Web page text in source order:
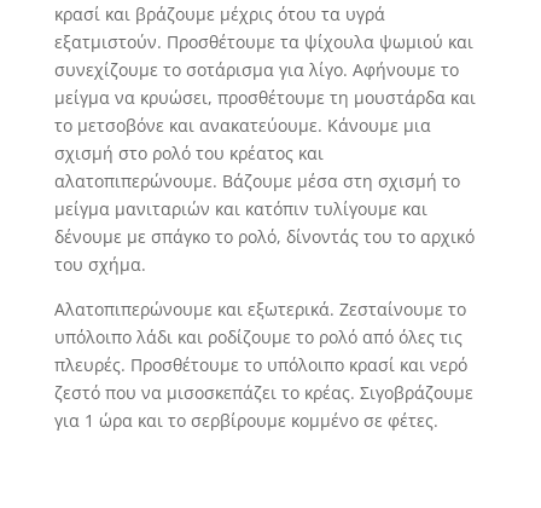
κρασί και βράζουμε μέχρις ότου τα υγρά
εξατμιστούν. Προσθέτουμε τα ψίχουλα ψωμιού και
συνεχίζουμε το σοτάρισμα για λίγο. Αφήνουμε το
μείγμα να κρυώσει, προσθέτουμε τη μουστάρδα και
το μετσοβόνε και ανακατεύουμε. Κάνουμε μια
σχισμή στο ρολό του κρέατος και
αλατοπιπερώνουμε. Βάζουμε μέσα στη σχισμή το
μείγμα μανιταριών και κατόπιν τυλίγουμε και
δένουμε με σπάγκο το ρολό, δίνοντάς του το αρχικό
του σχήμα.
Αλατοπιπερώνουμε και εξωτερικά. Ζεσταίνουμε το
υπόλοιπο λάδι και ροδίζουμε το ρολό από όλες τις
πλευρές. Προσθέτουμε το υπόλοιπο κρασί και νερό
ζεστό που να μισοσκεπάζει το κρέας. Σιγοβράζουμε
για 1 ώρα και το σερβίρουμε κομμένο σε φέτες.